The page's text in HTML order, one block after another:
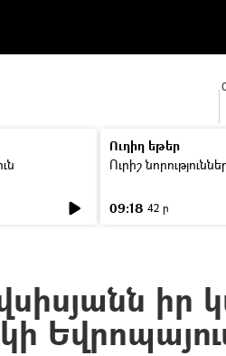
Ուղիղ եթեր
Ուրիշ
09:18 42 ր
իր